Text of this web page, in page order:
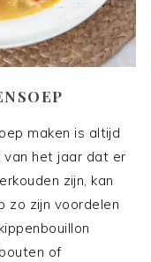
maken is altijd
van het jaar dat er
zijn, kan
zo zijn voordelen
of